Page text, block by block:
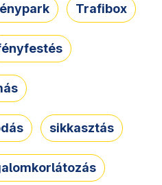
Trafibox
sikkasztás